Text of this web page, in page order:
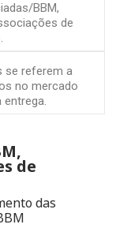
BBM,
de
se referem a
no mercado
de
das